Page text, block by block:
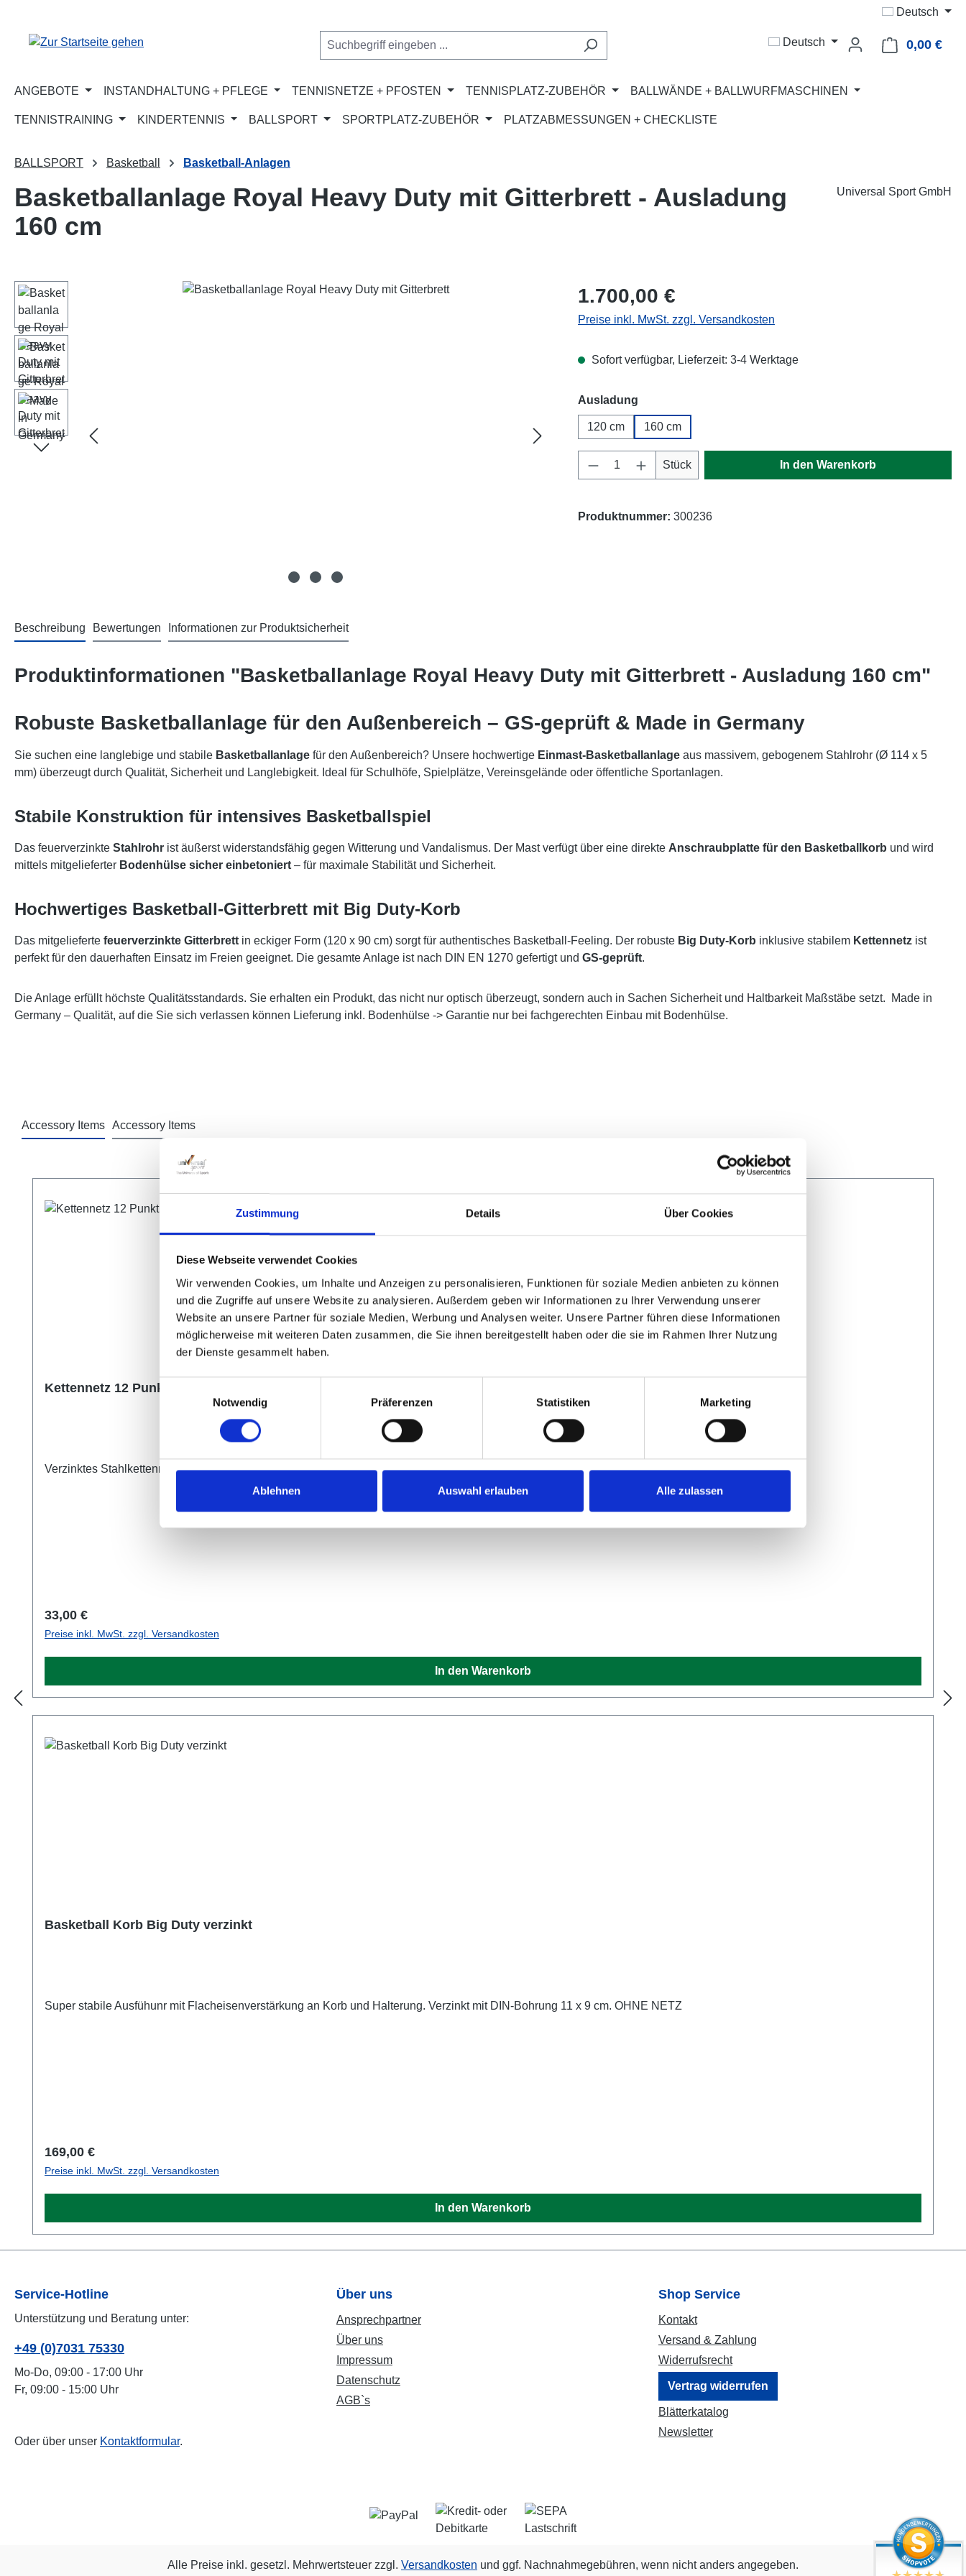
Zustimmung Details Über Cookies
Diese Webseite verwendet Cookies
Wir verwenden Cookies, um Inhalte und Anzeigen zu personalisieren, Funktionen für soziale Medien anbieten zu können
und die Zugriffe auf unsere Website zu analysieren. Außerdem geben wir Informationen zu Ihrer Verwendung unserer
Website an unsere Partner für soziale Medien, Werbung und Analysen weiter. Unsere Partner führen diese Informationen
möglicherweise mit weiteren Daten zusammen, die Sie ihnen bereitgestellt haben oder die sie im Rahmen Ihrer Nutzung
der Dienste gesammelt haben.
Einwilligungsauswahl
Notwendig
Präferenzen Statistiken Marketing
Ablehnen Auswahl erlauben Alle zulassen
Deutsch
Deutsch 0,00 €
ANGEBOTE INSTANDHALTUNG + PFLEGE TENNISNETZE + PFOSTEN TENNISPLATZ-ZUBEHÖR BALLWÄNDE + BALLWURFMASCHINEN
TENNISTRAINING KINDERTENNIS BALLSPORT SPORTPLATZ-ZUBEHÖR PLATZABMESSUNGEN + CHECKLISTE
BALLSPORT Basketball Basketball-Anlagen
Basketballanlage Royal Heavy Duty mit Gitterbrett - Ausladung
160 cm
Universal Sport GmbH
Bildergalerie überspringen Regulärer Preis:
1.700,00 €
Preise inkl. MwSt. zzgl. Versandkosten
Sofort verfügbar, Lieferzeit: 3-4 Werktage
Ausladung
120 cm 160 cm
Produkt Anzahl: Gib den gewünschten Wert ein
Stück In den Warenkorb
Produktnummer: 300236
Beschreibung Bewertungen Informationen zur Produktsicherheit
Produktinformationen "Basketballanlage Royal Heavy Duty mit Gitterbrett - Ausladung 160 cm"
Robuste Basketballanlage für den Außenbereich – GS-geprüft & Made in Germany
Sie suchen eine langlebige und stabile Basketballanlage für den Außenbereich? Unsere hochwertige Einmast-Basketballanlage aus massivem, gebogenem Stahlrohr (Ø 114 x 5
mm) überzeugt durch Qualität, Sicherheit und Langlebigkeit. Ideal für Schulhöfe, Spielplätze, Vereinsgelände oder öffentliche Sportanlagen.
Stabile Konstruktion für intensives Basketballspiel
Das feuerverzinkte Stahlrohr ist äußerst widerstandsfähig gegen Witterung und Vandalismus. Der Mast verfügt über eine direkte Anschraubplatte für den Basketballkorb und wird
mittels mitgelieferter Bodenhülse sicher einbetoniert – für maximale Stabilität und Sicherheit.
Hochwertiges Basketball-Gitterbrett mit Big Duty-Korb
Das mitgelieferte feuerverzinkte Gitterbrett in eckiger Form (120 x 90 cm) sorgt für authentisches Basketball-Feeling. Der robuste Big Duty-Korb inklusive stabilem Kettennetz ist
perfekt für den dauerhaften Einsatz im Freien geeignet. Die gesamte Anlage ist nach DIN EN 1270 gefertigt und GS-geprüft.
Die Anlage erfüllt höchste Qualitätsstandards. Sie erhalten ein Produkt, das nicht nur optisch überzeugt, sondern auch in Sachen Sicherheit und Haltbarkeit Maßstäbe setzt.
Made in
Germany – Qualität, auf die Sie sich verlassen können Lieferung inkl. Bodenhülse -> Garantie nur bei fachgerechten Einbau mit Bodenhülse.
Accessory Items Accessory Items
Kettennetz 12 Punkt
Verzinktes Stahlkettennetz nach DIN mit 12 Punktaufhängung
Regulärer Preis:
33,00 €
Preise inkl. MwSt. zzgl. Versandkosten
In den Warenkorb
Basketball Korb Big Duty verzinkt
Super stabile Ausfühunr mit Flacheisenverstärkung an Korb und Halterung. Verzinkt mit DIN-Bohrung 11 x 9 cm. OHNE NETZ
Regulärer Preis:
169,00 €
Preise inkl. MwSt. zzgl. Versandkosten
In den Warenkorb
Service-Hotline
Unterstützung und Beratung unter:
+49 (0)7031 75330
Mo-Do, 09:00 - 17:00 Uhr
Fr, 09:00 - 15:00 Uhr
Oder über unser Kontaktformular.
Über uns
Ansprechpartner
Über uns
Impressum
Datenschutz
AGB`s
Shop Service
Kontakt
Versand & Zahlung
Widerrufsrecht
Vertrag widerrufen
Blätterkatalog
Newsletter
Alle Preise inkl. gesetzl. Mehrwertsteuer zzgl. Versandkosten und ggf. Nachnahmegebühren, wenn nicht anders angegeben.